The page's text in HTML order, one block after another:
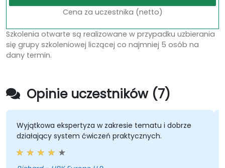
Cena za uczestnika (netto)
Szkolenia otwarte są realizowane w przypadku uzbierania
się grupy szkoleniowej liczącej co najmniej 5 osób na
dany termin.
Opinie uczestników (7)
Wyjątkowa ekspertyza w zakresie tematu i dobrze
działający system ćwiczeń praktycznych.